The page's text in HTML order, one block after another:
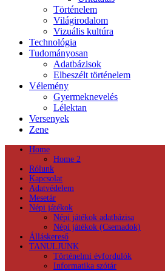
Történelem
Világirodalom
Vizuális kultúra
Technológia
Tudományosan
Adatbázisok
Elbeszélt történelem
Vélemény
Gyermeknevelés
Lélektan
Versenyek
Zene
Home
Home 2
Rólunk
Kapcsolat
Adatvédelem
Mesetár
Népi játékok
Népi játékok adatbázisa
Népi játékok (Csemadok)
Álláskereső
TANULJUNK
Történelmi évfordulók
Informatika szótár